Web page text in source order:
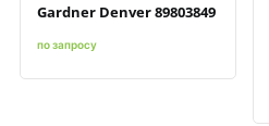
Gardner Denver 89803849
по запросу